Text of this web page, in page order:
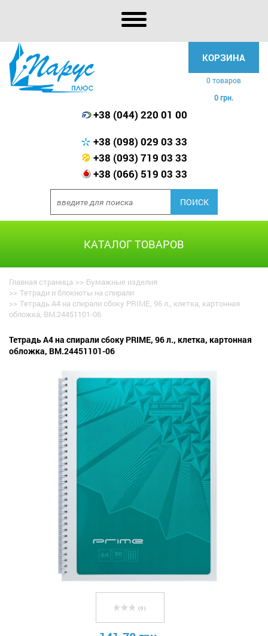
КОРЗИНА
0 товаров
0 грн.
+38 (044) 220 01 00
+38 (098) 029 03 33
+38 (093) 719 03 33
+38 (066) 519 03 33
КАТАЛОГ ТОВАРОВ
Главная страница >> Бумажные изделия
>> Тетради и блокноты на спирали
>> Тетрадь А4 на спирали сбоку PRIME, 96 л., клетка, картонная
обложка, BM.24451101-06
Тетрадь А4 на спирали сбоку PRIME, 96 л., клетка, картонная
обложка, BM.24451101-06
( 0 )